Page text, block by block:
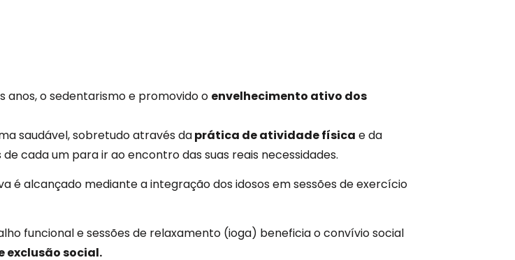
anos, o sedentarismo e promovido o envelhecimento ativo dos
saudável, sobretudo através daprática de atividade física e da
cada um para ir ao encontro das suas reais necessidades.
alcançado mediante a integração dos idosos em sessões de exercício
funcional e sessões de relaxamento (ioga) beneficia o convívio social
exclusão social.